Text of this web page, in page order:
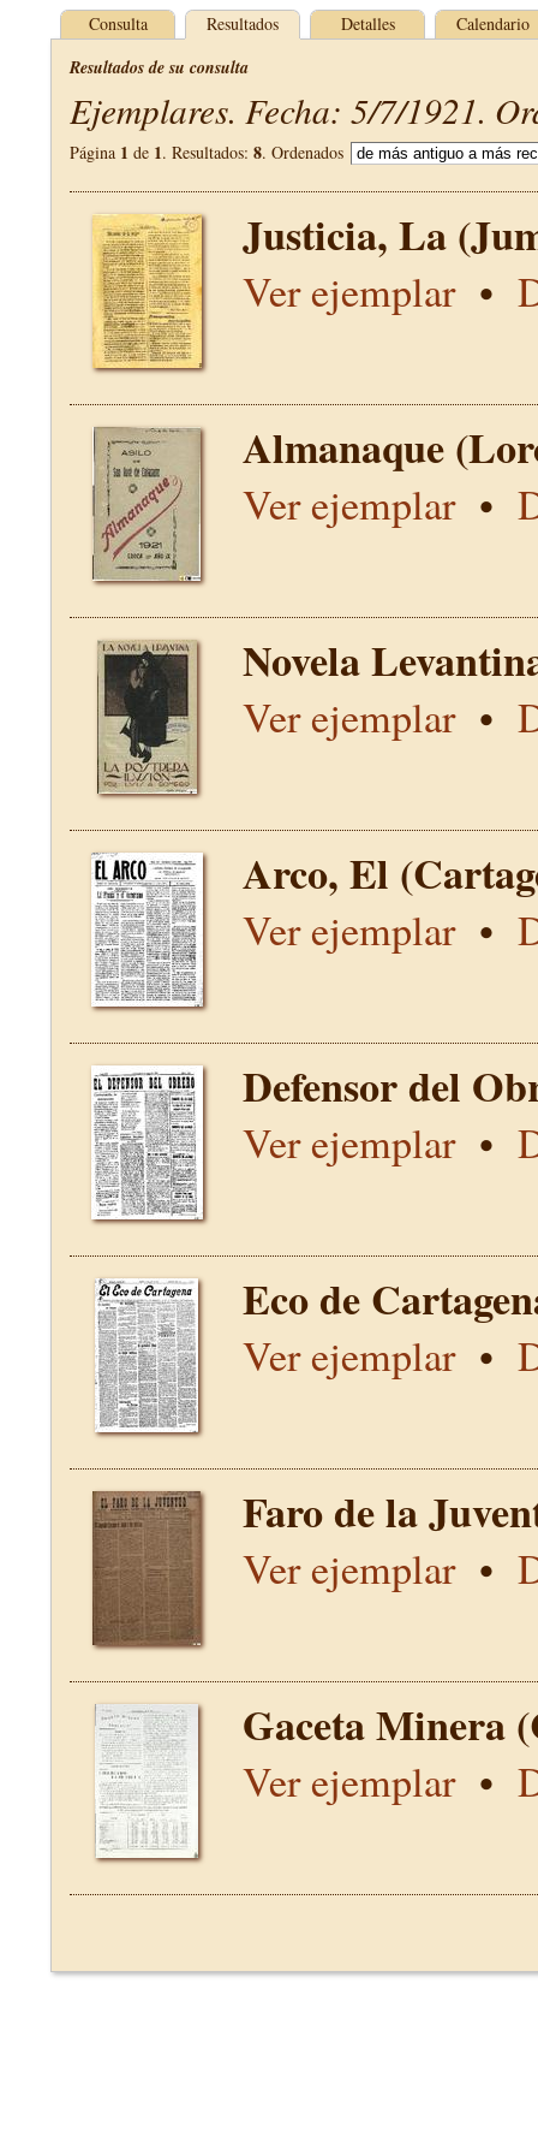
Consulta Resultados Detalles Calendario
Resultados de su consulta
Ejemplares. Fecha: 5/7/1921.
Página 1 de 1. Resultados: 8. Ordenados
Justicia, La
Ver ejemplar•
Almanaque
Ver ejemplar•
Novela
Ver ejemplar•
Arco, El
Ver ejemplar•
Defensor del
Ver ejemplar•
Eco de
Ver ejemplar•
Faro de la
Ver ejemplar•
Gaceta Minera
Ver ejemplar•